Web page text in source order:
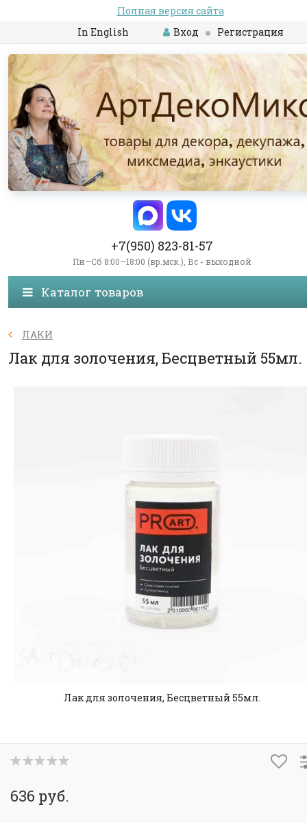
Полная версия сайта
In English
Вход Регистрация
+7(950) 823-81-57
Пн—Сб 8:00—18:00 (вр.мск.), Вс - выходной
Каталог товаров
ЛАКИ
Лак для золочения, Бесцветный 55мл.
Лак для золочения, Бесцветный 55мл.
636 руб.